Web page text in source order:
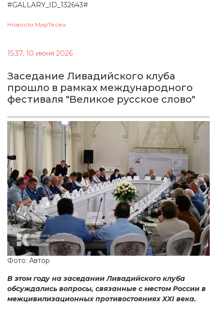
#GALLARY_ID_132643#
Новости МирТесен
15:37, 10 июня 2026
Заседание Ливадийского клуба
прошло в рамках международного
фестиваля "Великое русское слово"
Фото: Автор
В этом году на заседании Ливадийского клуба
обсуждались вопросы, связанные с местом России в
межцивилизационных противостояниях XXI века.